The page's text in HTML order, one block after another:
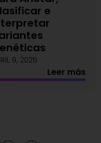
e
9, 2025
Leer más